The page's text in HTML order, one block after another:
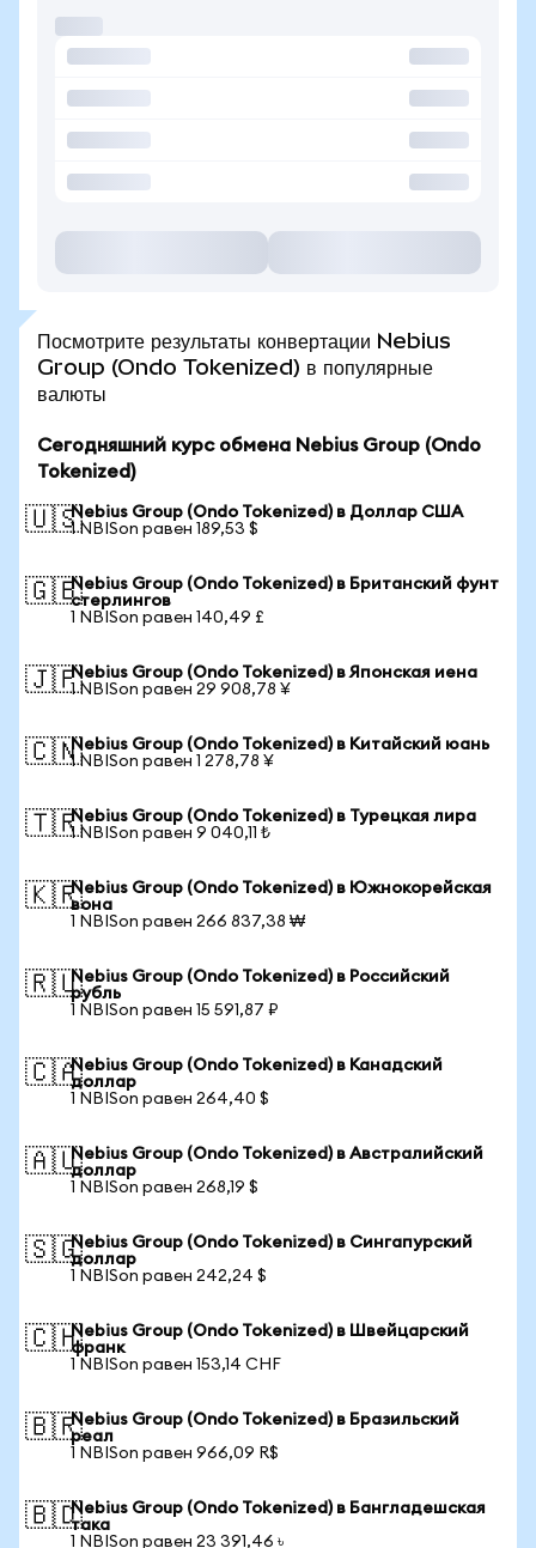
Посмотрите результаты конвертации Nebius
Group (Ondo Tokenized) в популярные
валюты
Сегодняшний курс обмена Nebius Group (Ondo
Tokenized)
🇺🇸Nebius Group (Ondo Tokenized) в Доллар США
1 NBISon равен 189,53 $
🇬🇧Nebius Group (Ondo Tokenized) в Британский фунт
стерлингов
1 NBISon равен 140,49 £
🇯🇵Nebius Group (Ondo Tokenized) в Японская иена
1 NBISon равен 29 908,78 ¥
🇨🇳Nebius Group (Ondo Tokenized) в Китайский юань
1 NBISon равен 1 278,78 ¥
🇹🇷Nebius Group (Ondo Tokenized) в Турецкая лира
1 NBISon равен 9 040,11 ₺
🇰🇷Nebius Group (Ondo Tokenized) в Южнокорейская
вона
1 NBISon равен 266 837,38 ₩
🇷🇺Nebius Group (Ondo Tokenized) в Российский
рубль
1 NBISon равен 15 591,87 ₽
🇨🇦Nebius Group (Ondo Tokenized) в Канадский
доллар
1 NBISon равен 264,40 $
🇦🇺Nebius Group (Ondo Tokenized) в Австралийский
доллар
1 NBISon равен 268,19 $
🇸🇬Nebius Group (Ondo Tokenized) в Сингапурский
доллар
1 NBISon равен 242,24 $
🇨🇭Nebius Group (Ondo Tokenized) в Швейцарский
франк
1 NBISon равен 153,14 CHF
🇧🇷Nebius Group (Ondo Tokenized) в Бразильский
реал
1 NBISon равен 966,09 R$
🇧🇩Nebius Group (Ondo Tokenized) в Бангладешская
така
1 NBISon равен 23 391,46 ৳